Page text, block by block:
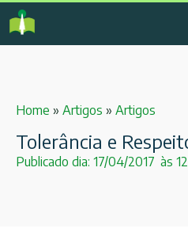
Home » Artigos » Artigos
Tolerância e
Publicado dia: 17/04/2017 às